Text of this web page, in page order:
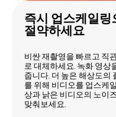
즉시 업스케일링
절약하세요
비싼 재촬영을 빠르고 직
로 대체하세요. 녹화 영상
줍니다. 더 높은 해상도의
를 위해 비디오를 업스케
상과 낡은 비디오의 노이
맞춰보세요.